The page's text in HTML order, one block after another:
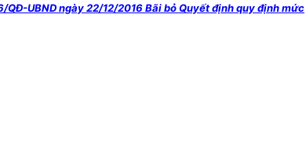
QĐ-UBND ngày 22/12/2016 Bãi bỏ Quyết định quy định mức